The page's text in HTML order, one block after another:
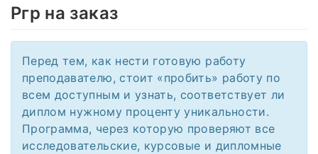
Ргр на заказ
Перед тем, как нести готовую работу
преподавателю, стоит «пробить» работу по
всем доступным и узнать, соответствует ли
диплом нужному проценту уникальности.
Программа, через которую проверяют все
исследовательские, курсовые и дипломные